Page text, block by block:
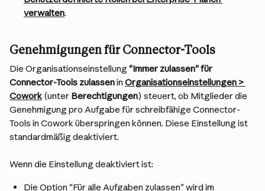
verwalten.
Genehmigungen für Connector-Tools
Die Organisationseinstellung "Immer zulassen" für
Connector-Tools zulassen in Organisationseinstellungen >
Cowork (unter Berechtigungen) steuert, ob Mitglieder die
Genehmigung pro Aufgabe für schreibfähige Connector-
Tools in Cowork überspringen können. Diese Einstellung ist
standardmäßig deaktiviert.
Wenn die Einstellung deaktiviert ist:
Die Option "Für alle Aufgaben zulassen" wird im